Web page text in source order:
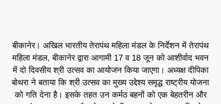
बीकानेर। अखिल भारतीय तेरापंथ महिला मंडल के निर्देशन में तेरापंथ
महिला मंडल, बीकानेर द्वारा आगामी 17 व 18 जून को आशीर्वाद भवन
में दो दिवसीय श्री उत्सव का आयोजन किया जाएगा। अध्यक्ष दीपिका
बोथरा ने बताया कि श्री उत्सव का मुख्य उद्देश्य समृद्ध राष्ट्रीय योजना
को गति देना है। इसके तहत उन कर्मठ बहनों को एक बेहतरीन और